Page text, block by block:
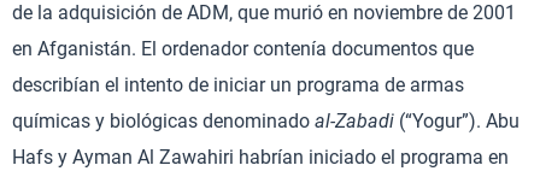
de la adquisición de ADM, que murió en noviembre de 2001
en Afganistán. El ordenador contenía documentos que
describían el intento de iniciar un programa de armas
químicas y biológicas denominado al-Zabadi (“Yogur”). Abu
Hafs y Ayman Al Zawahiri habrían iniciado el programa en